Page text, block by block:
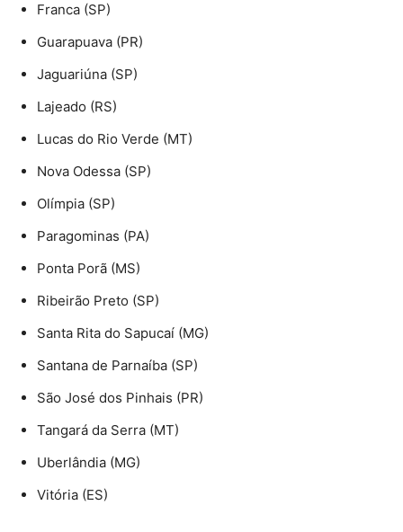
Franca (SP)
Guarapuava (PR)
Jaguariúna (SP)
Lajeado (RS)
Lucas do Rio Verde (MT)
Nova Odessa (SP)
Olímpia (SP)
Paragominas (PA)
Ponta Porã (MS)
Ribeirão Preto (SP)
Santa Rita do Sapucaí (MG)
Santana de Parnaíba (SP)
São José dos Pinhais (PR)
Tangará da Serra (MT)
Uberlândia (MG)
Vitória (ES)